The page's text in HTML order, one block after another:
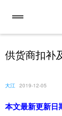
供货商扣补
大江 2019-12-05
本文最新更新日